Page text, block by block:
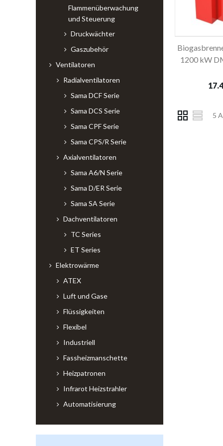
In
1200 kW
5
Flammenüberwachung
und Steuerung
Druckwächter
Gaszubehör
Ventilatoren
Radialventilatoren
Sama DCF Serie
Sama DCS Serie
Sama CPF Serie
Sama CPS/R Serie
Axialventilatoren
Sama A6/N Serie
Sama D/ER Serie
Sama SA Serie
Dachventilatoren
TC Series
ET Series
Elektrowärme
ATEX
Luft und Gase
Flüssigkeiten
Flexibel
Industriell
Fassheizmanschette
Heizpatronen
Infrarot Heizstrahler
Automatisierung